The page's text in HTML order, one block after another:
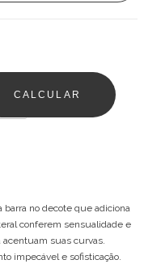
CALCULAR
no decote que adiciona
conferem sensualidade e
suas curvas.
impecável e sofisticação.